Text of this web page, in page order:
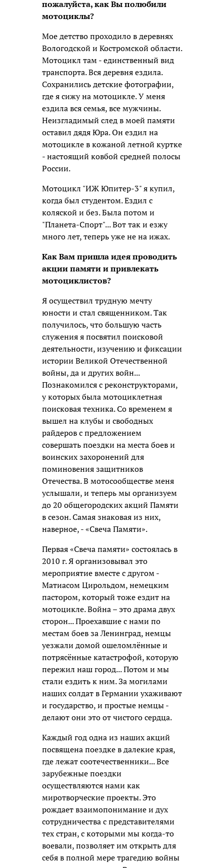
пожалуйста, как Вы полюбили
мотоциклы?
Мое детство проходило в деревнях
Вологодской и Костромской области.
Мотоцикл там - единственный вид
транспорта. Вся деревня ездила.
Сохранились детские фотографии,
где я сижу на мотоцикле. У меня
ездила вся семья, все мужчины.
Неизгладимый след в моей памяти
оставил дядя Юра. Он ездил на
мотоцикле в кожаной летной куртке
- настоящий ковбой средней полосы
России.
Мотоцикл "ИЖ Юпитер-3" я купил,
когда был студентом. Ездил с
коляской и без. Была потом и
"Планета-Спорт"... Вот так и езжу
много лет, теперь уже не на ижах.
Как Вам пришла идея проводить
акции памяти и привлекать
мотоциклистов?
Я осуществил трудную мечту
юности и стал священником. Так
получилось, что большую часть
служения я посвятил поисковой
деятельности, изучению и фиксации
истории Великой Отечественной
войны, да и других войн...
Познакомился с реконструкторами,
у которых была мотоциклетная
поисковая техника. Со временем я
вышел на клубы и свободных
райдеров с предложением
совершать поездки на места боев и
воинских захоронений для
поминовения защитников
Отечества. В мотосообществе меня
услышали, и теперь мы организуем
до 20 общегородских акций Памяти
в сезон. Самая знаковая из них,
наверное, - «Свеча Памяти».
Первая «Свеча памяти» состоялась в
2010 г. Я организовывал это
мероприятие вместе с другом -
Матиасом Цирольдом, немецким
пастором, который тоже ездит на
мотоцикле. Война – это драма двух
сторон... Проехавшие с нами по
местам боев за Ленинград, немцы
уезжали домой ошеломлённые и
потрясённые катастрофой, которую
пережил наш город... Потом и мы
стали ездить к ним. За могилами
наших солдат в Германии ухаживают
и государство, и простые немцы -
делают они это от чистого сердца.
Каждый год одна из наших акций
посвящена поездке в далекие края,
где лежат соотечественники... Все
зарубежные поездки
осуществляются нами как
миротворческие проекты. Это
рождает взаимопонимание и дух
сотрудничества с представителями
тех стран, с которыми мы когда-то
воевали, позволяет им открыть для
себя в полной мере трагедию войны